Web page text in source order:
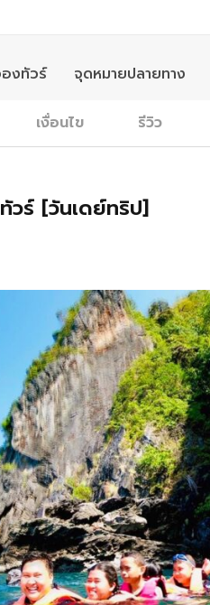
องทัวร์ จุดหมายปลายทาง
เงื่อนไข รีวิว
วร์ [วันเดย์ทริป]